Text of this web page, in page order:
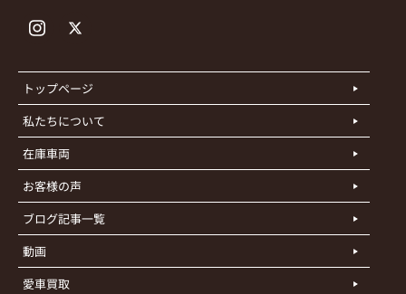
トップページ
私たちについて
在庫車両
お客様の声
ブログ記事一覧
動画
愛車買取